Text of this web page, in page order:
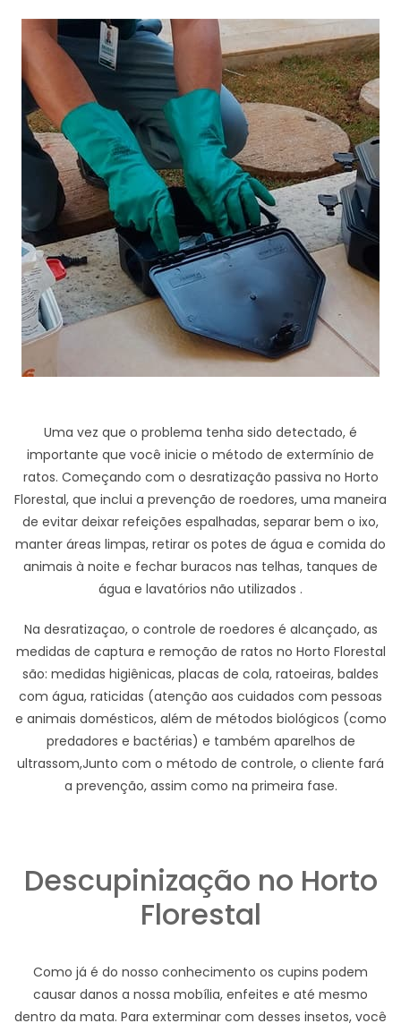
Uma vez que o problema tenha sido detectado, é
importante que você inicie o método de extermínio de
ratos. Começando com o desratização passiva no Horto
Florestal, que inclui a prevenção de roedores, uma maneira
de evitar deixar refeições espalhadas, separar bem o ixo,
manter áreas limpas, retirar os potes de água e comida do
animais à noite e fechar buracos nas telhas, tanques de
água e lavatórios não utilizados .
Na desratizaçao, o controle de roedores é alcançado, as
medidas de captura e remoção de ratos no Horto Florestal
são: medidas higiênicas, placas de cola, ratoeiras, baldes
com água, raticidas (atenção aos cuidados com pessoas
e animais domésticos, além de métodos biológicos (como
predadores e bactérias) e também aparelhos de
ultrassom,Junto com o método de controle, o cliente fará
a prevenção, assim como na primeira fase.
Descupinização no Horto
Florestal
Como já é do nosso conhecimento os cupins podem
causar danos a nossa mobília, enfeites e até mesmo
dentro da mata. Para exterminar com desses insetos, você